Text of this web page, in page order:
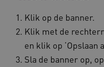
Klik op de banner.
Klik met de
en klik op ‘Opslaan
Sla de banner op,